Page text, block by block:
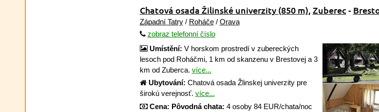
Chatová osada Žilinské univerzity (850 m), Zuberec -
Západní Tatry/ Roháče/ Orava
zobraz telefonní číslo
Umístění: V horskom prostredí v zubereckých
lesoch pod Roháčmi, 1 km od skanzenu v Brestovej a 3
km od Zuberca. více...
Ubytování: Chatová osada Žlinskej univerzity pre
širokú verejnosť. více...
Cena: Pôvodná chata: 4 osoby 84 EUR/chata/noc